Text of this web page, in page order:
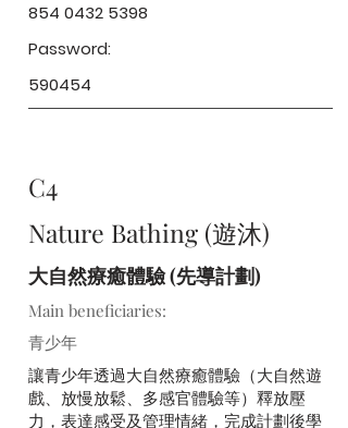
854 0432 5398
Password:
590454
C4
Nature Bathing (遊沐)
大自然療癒體驗 (先導計劃)
Main beneficiaries:
青少年
讓青少年透過大自然療癒體驗（大自然遊
戲、放慢放鬆、多感官體驗等）釋放壓
力，表達感受及管理情緒，完成計劃後學